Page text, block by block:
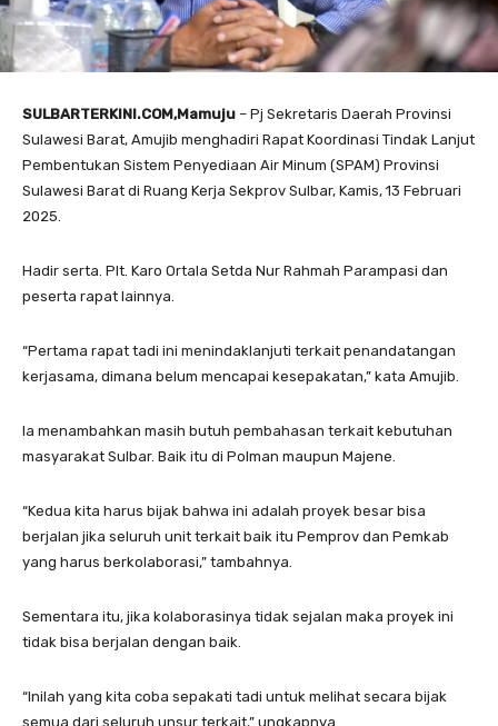
SULBARTERKINI.COM,Mamuju – Pj Sekretaris Daerah Provinsi
Sulawesi Barat, Amujib menghadiri Rapat Koordinasi Tindak Lanjut
Pembentukan Sistem Penyediaan Air Minum (SPAM) Provinsi
Sulawesi Barat di Ruang Kerja Sekprov Sulbar, Kamis, 13 Februari
2025.
Hadir serta. Plt. Karo Ortala Setda Nur Rahmah Parampasi dan
peserta rapat lainnya.
“Pertama rapat tadi ini menindaklanjuti terkait penandatangan
kerjasama, dimana belum mencapai kesepakatan,” kata Amujib.
Ia menambahkan masih butuh pembahasan terkait kebutuhan
masyarakat Sulbar. Baik itu di Polman maupun Majene.
“Kedua kita harus bijak bahwa ini adalah proyek besar bisa
berjalan jika seluruh unit terkait baik itu Pemprov dan Pemkab
yang harus berkolaborasi,” tambahnya.
Sementara itu, jika kolaborasinya tidak sejalan maka proyek ini
tidak bisa berjalan dengan baik.
“Inilah yang kita coba sepakati tadi untuk melihat secara bijak
semua dari seluruh unsur terkait,” ungkapnya.